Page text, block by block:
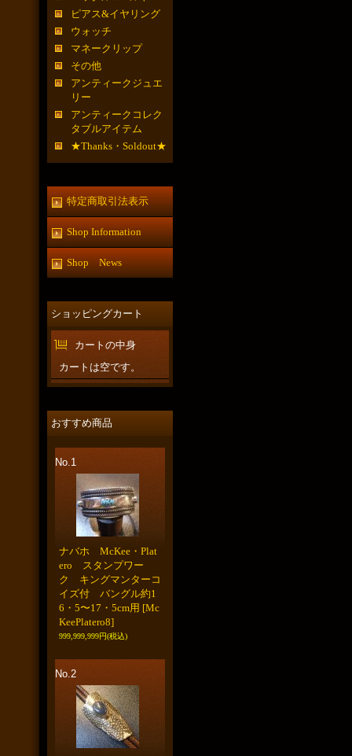
ピアス&イヤリング
ウォッチ
マネークリップ
その他
アンティークジュエ
リー
アンティークコレク
タブルアイテム
★Thanks・Soldout★
特定商取引法表示
Shop Information
Shop News
ショッピングカート
カートの中身
カートは空です。
おすすめ商品
No.1
ナバホ McKee・Plat
ero スタンプワー
ク キングマンターコ
イズ付 バングル約1
6・5〜17・5cm用 [Mc
KeePlatero8]
999,999,999円(税込)
No.2